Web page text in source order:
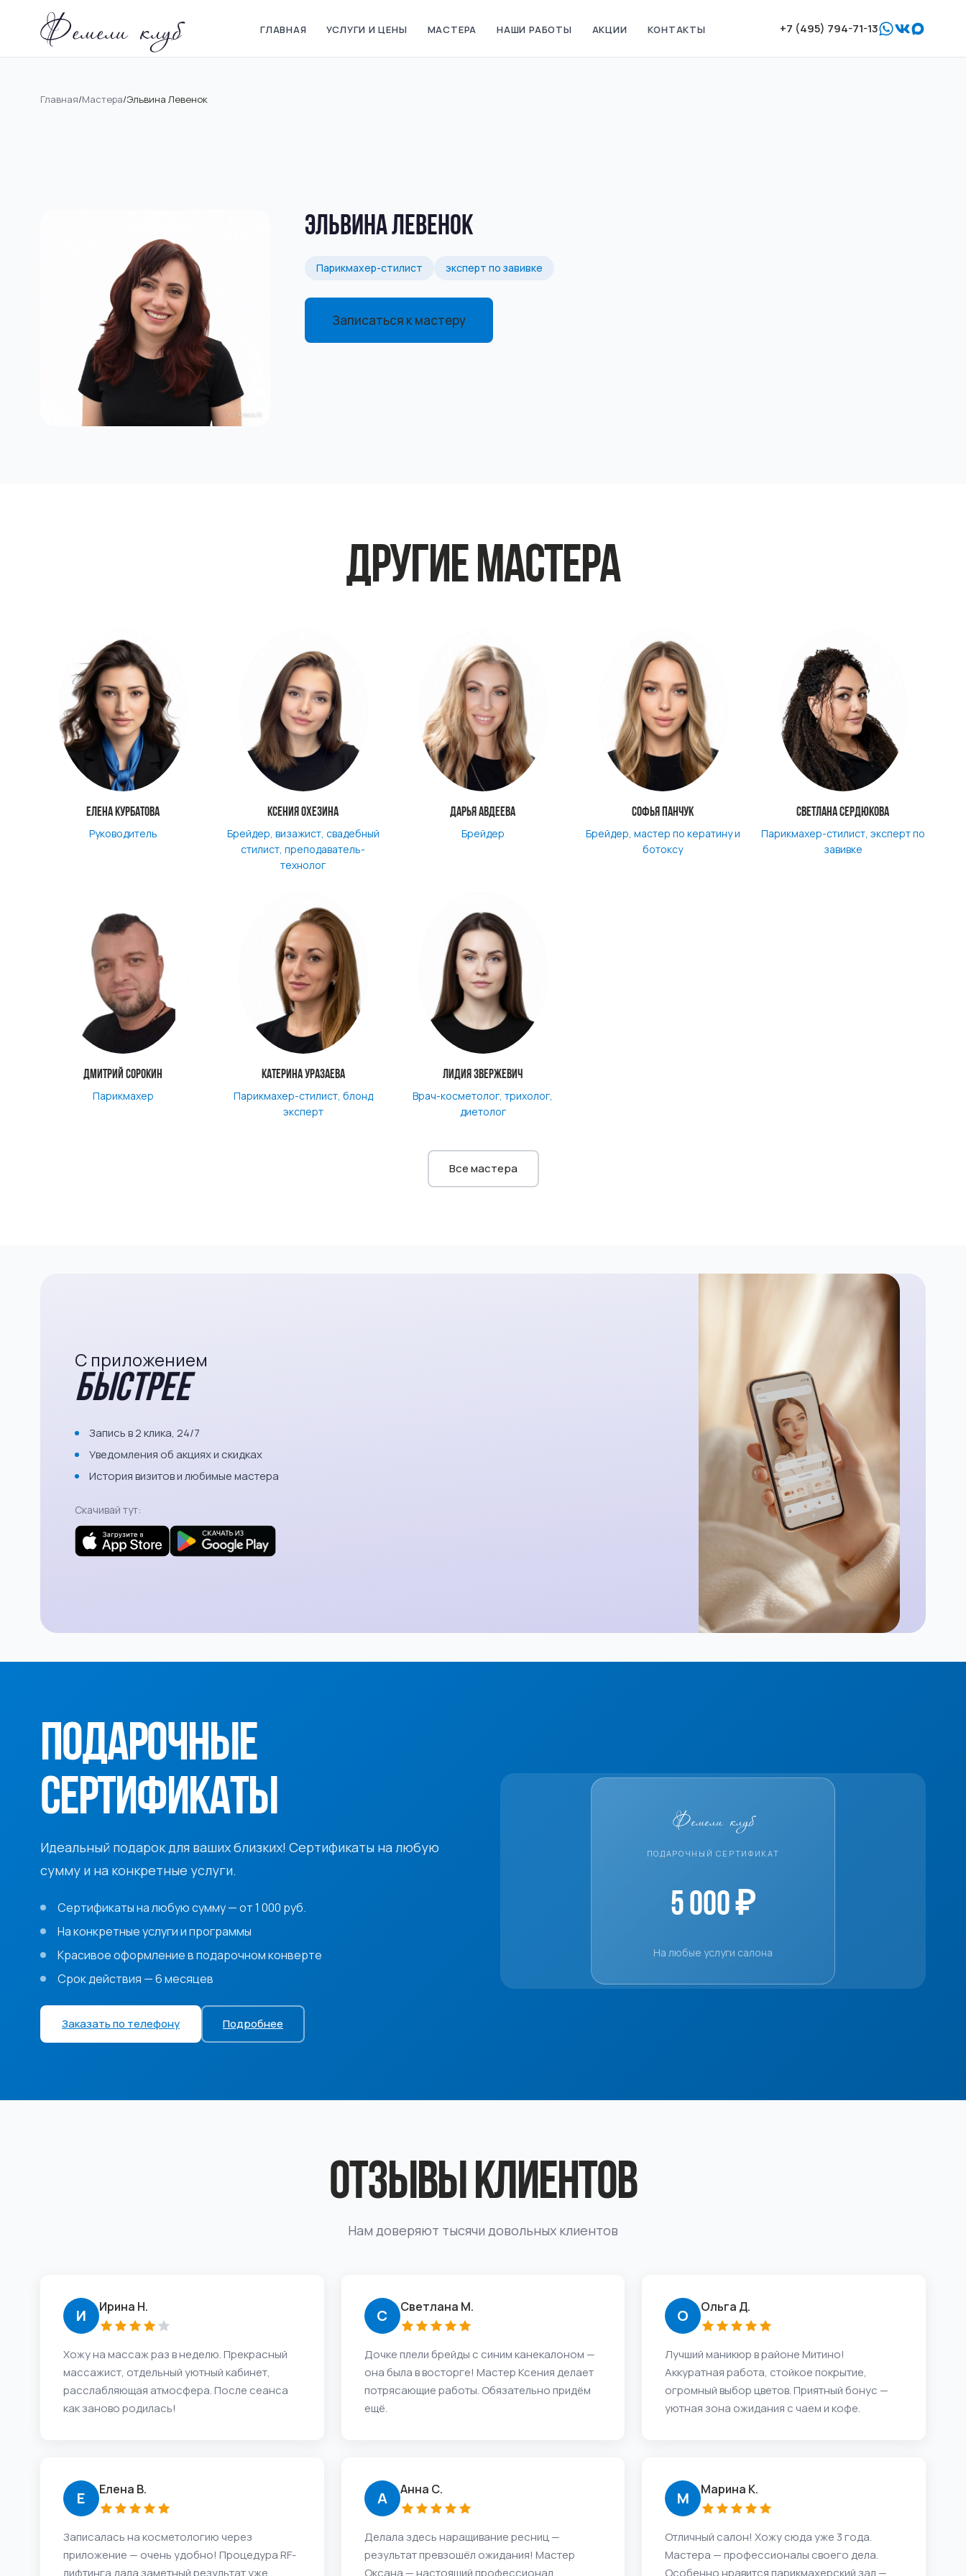
Фемели клуб +7 (495) 794-71-13
ГЛАВНАЯ УСЛУГИ И ЦЕНЫ МАСТЕРА НАШИ РАБОТЫ АКЦИИ КОНТАКТЫ
Главная/Мастера/Эльвина Левенок
Эльвина Левенок
Парикмахер-стилист эксперт по завивке
Записаться к мастеру
ДРУГИЕ МАСТЕРА
Елена Курбатова
Руководитель
Ксения Охезина
Брейдер, визажист, свадебный
стилист, преподаватель-
технолог
Дарья Авдеева
Брейдер
Софья Панчук
Брейдер, мастер по кератину и
ботоксу
Светлана Сердюкова
Парикмахер-стилист, эксперт по
завивке
Дмитрий Сорокин
Парикмахер
Катерина Уразаева
Парикмахер-стилист, блонд
эксперт
Лидия Звержевич
Врач-косметолог, трихолог,
диетолог
Все мастера
С приложением
быстрее
Запись в 2 клика, 24/7
Уведомления об акциях и скидках
История визитов и любимые мастера
Скачивай тут:
ПОДАРОЧНЫЕ
СЕРТИФИКАТЫ
Идеальный подарок для ваших близких! Сертификаты на любую
сумму и на конкретные услуги.
Сертификаты на любую сумму — от 1 000 руб.
На конкретные услуги и программы
Красивое оформление в подарочном конверте
Срок действия — 6 месяцев
Заказать по телефону Подробнее
Фемели клуб
ПОДАРОЧНЫЙ СЕРТИФИКАТ
5 000 ₽
На любые услуги салона
ОТЗЫВЫ КЛИЕНТОВ
Нам доверяют тысячи довольных клиентов
И Ирина Н.
Хожу на массаж раз в неделю. Прекрасный
массажист, отдельный уютный кабинет,
расслабляющая атмосфера. После сеанса
как заново родилась!
С Светлана М.
Дочке плели брейды с синим канекалоном —
она была в восторге! Мастер Ксения делает
потрясающие работы. Обязательно придём
ещё.
О Ольга Д.
Лучший маникюр в районе Митино!
Аккуратная работа, стойкое покрытие,
огромный выбор цветов. Приятный бонус —
уютная зона ожидания с чаем и кофе.
Е Елена В.
Записалась на косметологию через
приложение — очень удобно! Процедура RF-
лифтинга дала заметный результат уже
А Анна С.
Делала здесь наращивание ресниц —
результат превзошёл ожидания! Мастер
Оксана — настоящий профессионал.
М Марина К.
Отличный салон! Хожу сюда уже 3 года.
Мастера — профессионалы своего дела.
Особенно нравится парикмахерский зал —